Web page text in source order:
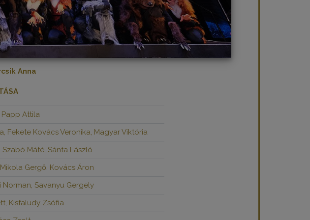
Anna
Papp Attila
Fekete Kovács Veronika, Magyar Viktória
Szabó Máté, Sánta László
Gergő, Kovács Áron
Norman, Savanyu Gergely
Kisfaludy Zsófia